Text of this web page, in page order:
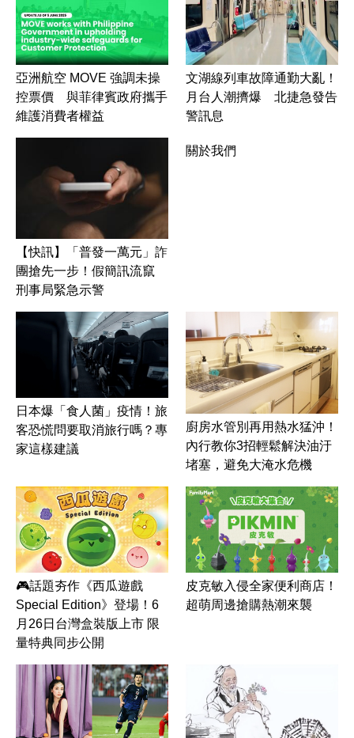
亞洲航空 MOVE 強調未操
控票價 與菲律賓政府攜手
維護消費者權益
文湖線列車故障通勤大亂！
月台人潮擠爆 北捷急發告
警訊息
【快訊】「普發一萬元」詐
團搶先一步！假簡訊流竄
刑事局緊急示警
關於我們
日本爆「食人菌」疫情！旅
客恐慌問要取消旅行嗎？專
家這樣建議
廚房水管別再用熱水猛沖！
內行教你3招輕鬆解決油汙
堵塞，避免大淹水危機
🎮話題夯作《西瓜遊戲
Special Edition》登場！6
月26日台灣盒裝版上市 限
量特典同步公開
皮克敏入侵全家便利商店！
超萌周邊搶購熱潮來襲